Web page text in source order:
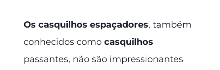
Os casquilhos espaçadores, também
conhecidos como casquilhos
passantes, não são impressionantes